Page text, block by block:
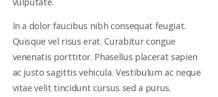
In a dolor faucibus nibh consequat feugiat.
Quisque vel risus erat. Curabitur congue
venenatis porttitor. Phasellus placerat sapien
ac justo sagittis vehicula. Vestibulum ac neque
vitae velit tincidunt cursus sed a purus.